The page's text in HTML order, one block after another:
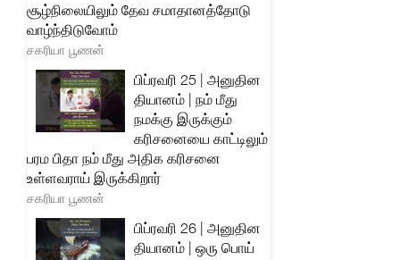
சூழ்நிலையிலும் தேவ சமாதானத்தோடு
வாழ்ந்திடுவோம்
சகரியா பூணன்
பிப்ரவரி 25 | அனுதின
தியானம் | நம் மீது
நமக்கு இருக்கும்
கரிசனையை காட்டிலும்
பரம பிதா நம் மீது அதிக கரிசனை
உள்ளவராய் இருக்கிறார்
சகரியா பூணன்
பிப்ரவரி 26 | அனுதின
தியானம் | ஒரு பொய்